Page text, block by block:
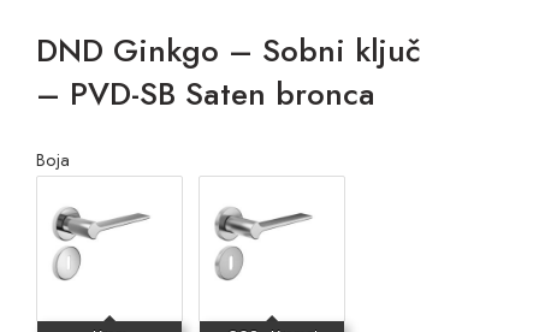
DND Ginkgo – Sobni ključ
– PVD-SB Saten bronca
Boja